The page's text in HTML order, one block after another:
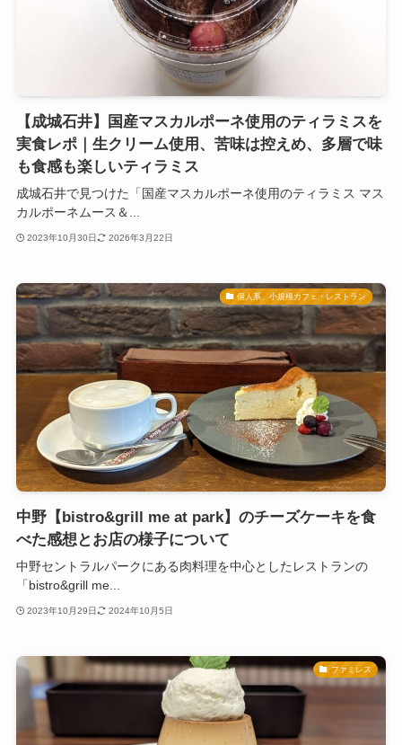
【成城石井】国産マスカルポーネ使用のティラミスを
実食レポ｜生クリーム使用、苦味は控えめ、多層で味
も食感も楽しいティラミス
成城石井で見つけた「国産マスカルポーネ使用のティラミス マス
カルポーネムース＆...
2023年10月30日 2026年3月22日
個人系、小規模カフェ・レストラン
中野【bistro&grill me at park】のチーズケーキを食
べた感想とお店の様子について
中野セントラルパークにある肉料理を中心としたレストランの
「bistro&grill me...
2023年10月29日 2024年10月5日
ファミレス